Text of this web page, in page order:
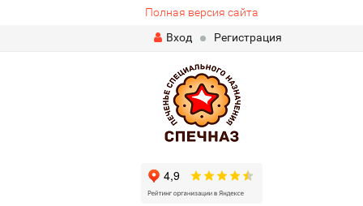
Полная версия сайта
Вход
Регистрация